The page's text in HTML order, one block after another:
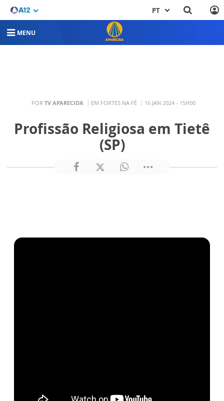
PT
MENU
POR TV APARECIDA EM FORTES NA FÉ 16 JAN 2024 - 15H00
Profissão Religiosa em Tietê
(SP)